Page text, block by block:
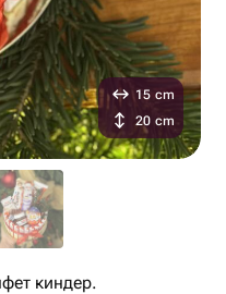
15 cm
20 cm
киндер.